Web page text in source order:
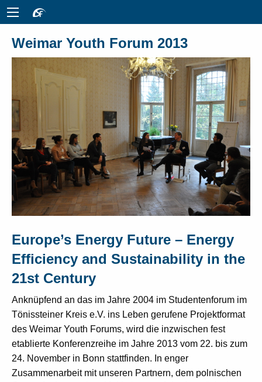
Weimar Youth Forum 2013
Europe’s Energy Future – Energy
Efficiency and Sustainability in the
21st Century
Anknüpfend an das im Jahre 2004 im Studentenforum im
Tönissteiner Kreis e.V. ins Leben gerufene Projektformat
des Weimar Youth Forums, wird die inzwischen fest
etablierte Konferenzreihe im Jahre 2013 vom 22. bis zum
24. November in Bonn stattfinden. In enger
Zusammenarbeit mit unseren Partnern, dem polnischen